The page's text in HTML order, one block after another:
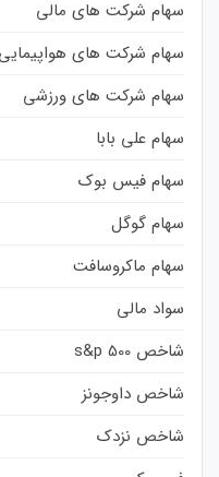
سهام شرکت های مالی
سهام شرکت های هواپیمایی
سهام شرکت های ورزشی
سهام علی بابا
سهام فیس بوک
سهام گوگل
سهام ماکروسافت
سواد مالی
شاخص s&p 500
شاخص داوجونز
شاخص نزدک